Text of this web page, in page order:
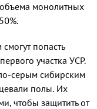
монолитных
попасть
участка УСР.
серым сибирским
полы. Их
чтобы защитить от